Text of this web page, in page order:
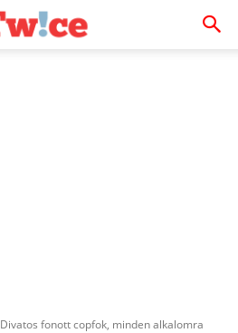
Divatos fonott copfok, minden alkalomra